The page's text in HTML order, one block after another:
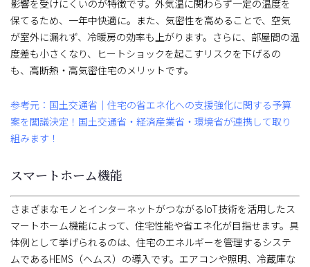
影響を受けにくいのが特徴です。外気温に関わらず一定の温度を
保てるため、一年中快適に。また、気密性を高めることで、空気
が室外に漏れず、冷暖房の効率も上がります。さらに、部屋間の温
度差も小さくなり、ヒートショックを起こすリスクを下げるの
も、高断熱・高気密住宅のメリットです。
参考元：国土交通省｜住宅の省エネ化への支援強化に関する予算
案を閣議決定！国土交通省・経済産業省・環境省が連携して取り
組みます！
スマートホーム機能
さまざまなモノとインターネットがつながるIoT技術を活用したス
マートホーム機能によって、住宅性能や省エネ化が目指せます。具
体例として挙げられるのは、住宅のエネルギーを管理するシステ
ムであるHEMS（ヘムス）の導入です。エアコンや照明、冷蔵庫な